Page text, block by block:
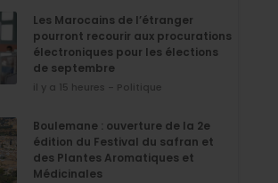
Les Marocains de l’étranger
pourront recourir aux procurations
électroniques pour les élections
de septembre
il y a 15 heures - Politique
Boulemane : ouverture de la 2e
édition du Festival du safran et
des Plantes Aromatiques et
Médicinales